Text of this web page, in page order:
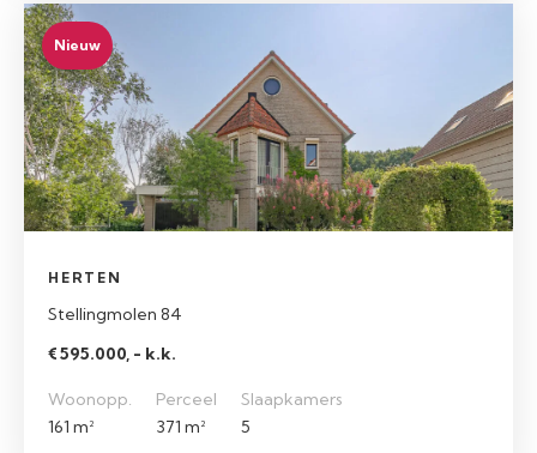
Nieuw
HERTEN
Stellingmolen 84
€ 595.000, - k.k.
Woonopp.
161 m²
Perceel
371 m²
Slaapkamers
5